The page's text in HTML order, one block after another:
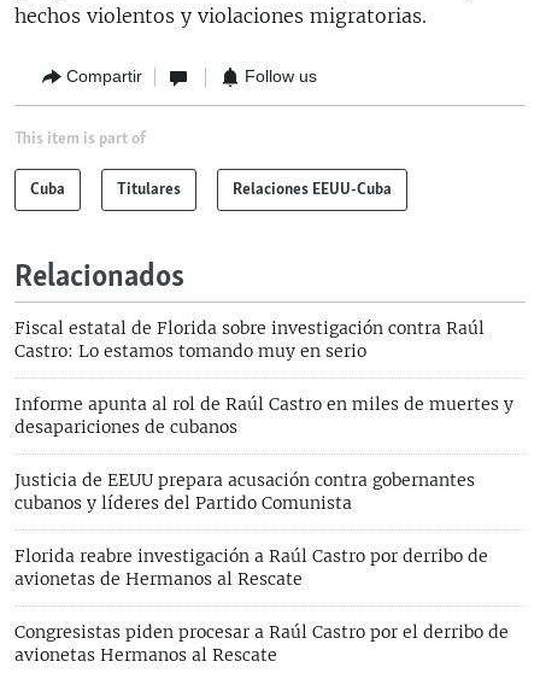
hechos violentos y violaciones migratorias.
Compartir Follow us
This item is part of
Cuba Titulares Relaciones EEUU-Cuba
Relacionados
Fiscal estatal de Florida sobre investigación contra Raúl
Castro: Lo estamos tomando muy en serio
Informe apunta al rol de Raúl Castro en miles de muertes y
desapariciones de cubanos
Justicia de EEUU prepara acusación contra gobernantes
cubanos y líderes del Partido Comunista
Florida reabre investigación a Raúl Castro por derribo de
avionetas de Hermanos al Rescate
Congresistas piden procesar a Raúl Castro por el derribo de
avionetas Hermanos al Rescate